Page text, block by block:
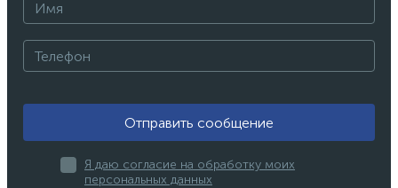
Отправить сообщение
Я даю согласие на обработку моих
персональных данных